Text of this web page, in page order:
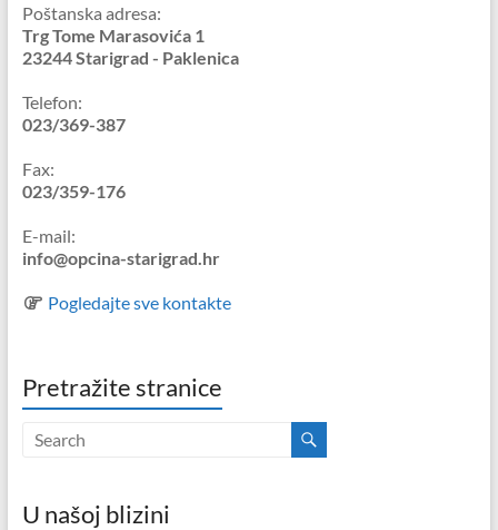
Poštanska adresa:
Trg Tome Marasovića 1
23244 Starigrad - Paklenica
Telefon:
023/369-387
Fax:
023/359-176
E-mail:
info@opcina-starigrad.hr
Pogledajte sve kontakte
Pretražite stranice
U našoj blizini